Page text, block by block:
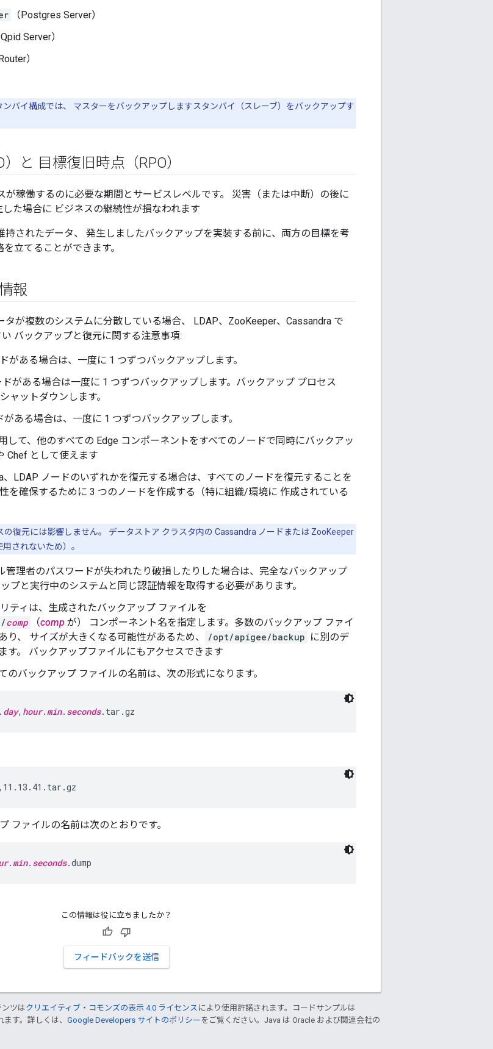
（Postgres Server）
Qpid Server）
）
バイ構成では、 マスターをバックアップしますスタンバイ（スレーブ）をバックアップす
と 目標復旧時点（RPO）
が稼働するのに必要な期間とサービスレベルです。 災害（または中断）の後に
た場合に ビジネスの継続性が損なわれます
持されたデータ、 発生しましたバックアップを実装する前に、両方の目標を考
立てることができます。
報
タが複数のシステムに分散している場合、 LDAP、ZooKeeper、Cassandra で
バックアップと復元に関する注意事項:
がある場合は、一度に 1 つずつバックアップします。
がある場合は一度に 1 つずつバックアップします。バックアップ プロセス
ャットダウンします。
ある場合は、一度に 1 つずつバックアップします。
して、他のすべての Edge コンポーネントをすべてのノードで同時にバックアッ
Chef として使えます
、LDAP ノードのいずれかを復元する場合は、すべてのノードを復元することを
を確保するために 3 つのノードを作成する（特に組織/環境に 作成されている
の復元には影響しません。 データストア クラスタ内の Cassandra ノードまたは ZooKeeper
されないため）。
管理者のパスワードが失われたり破損したりした場合は、完全なバックアップ
プと実行中のシステムと同じ認証情報を取得する必要があります。
ティは、生成されたバックアップ ファイルを
comp （comp が） コンポーネント名を指定します。多数のバックアップ ファイ
り、 サイズが大きくなる可能性があるため、
/opt/apigee/backup に別のデ
す。 バックアップファイルにもアクセスできます
のバックアップ ファイルの名前は、次の形式になります。
day, hour.min. seconds.tar.gz
ファイルの名前は次のとおりです。
.min. seconds.dump
この情報は役に立ちましたか？
フィードバックを送信
ツはクリエイティブ・コモンズの表示 4.0 ライセンス により使用許諾されます。コードサンプルは
す。詳しくは、 Google Developers サイトのポリシー をご覧ください。Java は Oracle および関連会社の